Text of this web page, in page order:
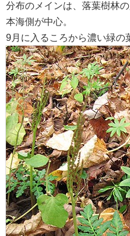
分布のメインは、落葉樹林
本海側が中心。
9月に入るころから濃い緑の